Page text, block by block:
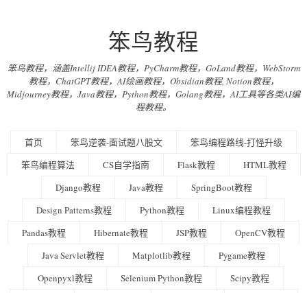
笨鸟教程
笨鸟教程，涵盖Intellij IDEA教程，PyCharm教程，GoLand教程，WebStorm
教程，ChatGPT教程，AI绘画教程，Obsidian教程, Notion教程，
Midjourney教程，Java教程，Python教程，Golang教程，AI工具等各类AI编
程教程。
首页 笨鸟逆袭-面试题八股文
笨鸟编程路线-打怪升级
笨鸟编程算法
CS自学指南 Flask教程
HTML教程
Django教程
Java教程
SpringBoot教程
Design Patterns教程
Python教程
Linux编程教程
Pandas教程
Hibernate教程 JSP教程
OpenCV教程
Java Servlet教程
Matplotlib教程
Pygame教程
Openpyxl教程
Selenium Python教程
Scipy教程